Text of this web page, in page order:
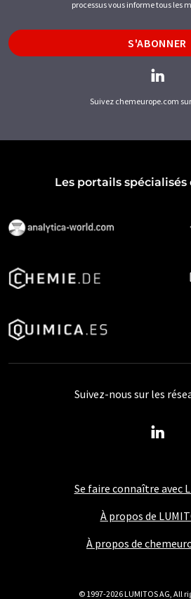
processus vous informe tous les
S'ABONNER
Suivez chemeurope.com
Les portails spécialisés
Se faire connaître avec
À propos de
À propos de
Suivez-nous sur les
© 1997-2026 LUMITOS AG, All